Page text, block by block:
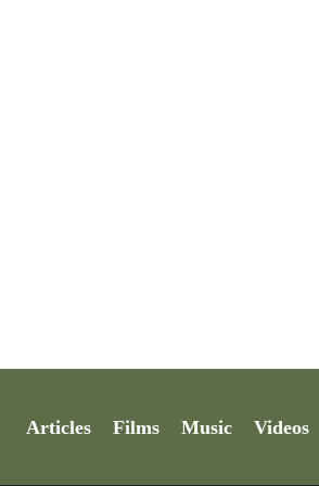
Articles Films Music Videos